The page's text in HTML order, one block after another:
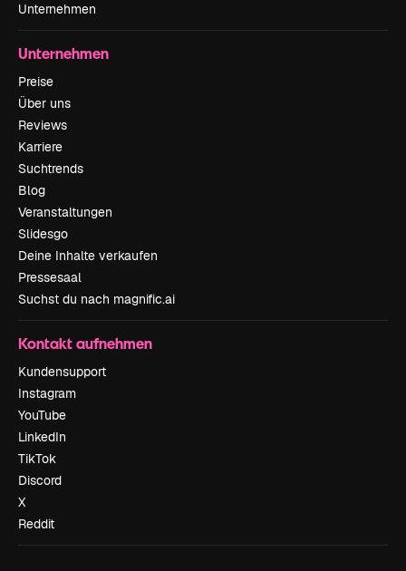
Unternehmen
Unternehmen
Preise
Über uns
Reviews
Karriere
Suchtrends
Blog
Veranstaltungen
Slidesgo
Deine Inhalte verkaufen
Pressesaal
Suchst du nach magnific.ai
Kontakt aufnehmen
Kundensupport
Instagram
YouTube
LinkedIn
TikTok
Discord
X
Reddit